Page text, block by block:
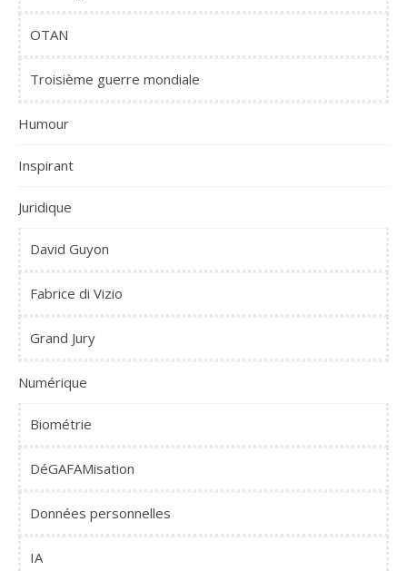
OTAN
Troisième guerre mondiale
Humour
Inspirant
Juridique
David Guyon
Fabrice di Vizio
Grand Jury
Numérique
Biométrie
DéGAFAMisation
Données personnelles
IA